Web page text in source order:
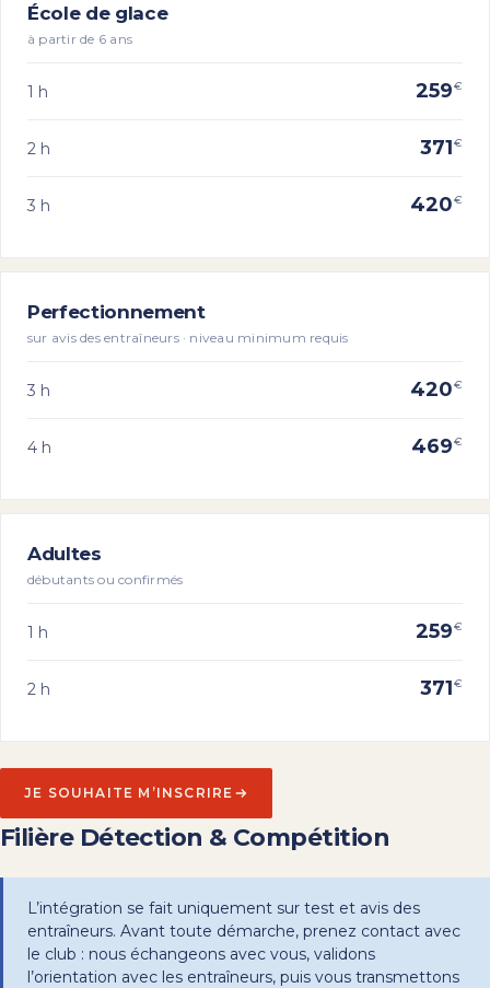
École de glace
à partir de 6 ans
1 h 259€
2 h 371€
3 h 420€
Perfectionnement
sur avis des entraîneurs · niveau minimum requis
3 h 420€
4 h 469€
Adultes
débutants ou confirmés
1 h 259€
2 h 371€
JE SOUHAITE M’INSCRIRE
Filière Détection & Compétition
L’intégration se fait uniquement sur test et avis des
entraîneurs. Avant toute démarche, prenez contact avec
le club : nous échangeons avec vous, validons
l’orientation avec les entraîneurs, puis vous transmettons